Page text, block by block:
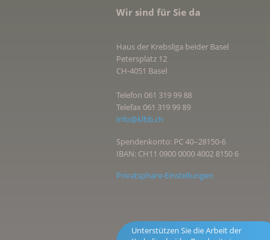
Wir sind für Sie da
Haus der Krebsliga beider Basel
Petersplatz 12
CH-4051 Basel
Telefon 061 319 99 88
Telefax 061 319 99 89
info@klbb.ch
Spendenkonto: PC 40–28150-6
IBAN: CH11 0900 0000 4002 8150 6
Privatsphäre-Einstellungen
Unterstützen Sie die Arbeit der